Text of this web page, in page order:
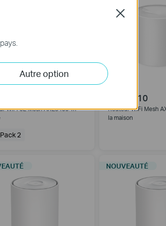
WiFi 6E Mesh AXE5400 Tri-
Pack 2
Deco X10
Routeur WiFi Mesh
la maison
NOUVEAUTÉ
Autre option
Close